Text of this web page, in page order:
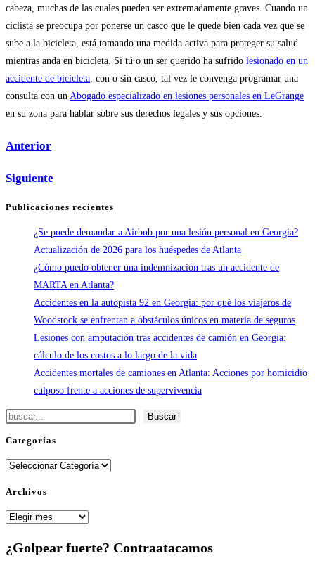
cabeza, muchas de las cuales pueden ser extremadamente graves. Cuando un
ciclista se preocupa por ponerse un casco que le quede bien cada vez que se
sube a la bicicleta, está tomando una medida activa para proteger su salud
mientras anda en bicicleta. Si tú o un ser querido ha sufrido lesionado en un
accidente de bicicleta , con o sin casco, tal vez le convenga programar una
consulta con un Abogado especializado en lesiones personales en LeGrange
en su zona para hablar sobre sus derechos legales y sus opciones.
Anterior
Siguiente
Publicaciones recientes
¿Se puede demandar a Airbnb por una lesión personal en Georgia?
Actualización de 2026 para los huéspedes de Atlanta
¿Cómo puedo obtener una indemnización tras un accidente de
MARTA en Atlanta?
Accidentes en la autopista 92 en Georgia: por qué los viajeros de
Woodstock se enfrentan a obstáculos únicos en materia de seguros
Lesiones con amputación tras accidentes de camión en Georgia:
cálculo de los costos a lo largo de la vida
Accidentes mortales de camiones en Atlanta: Acciones por homicidio
culposo frente a acciones de supervivencia
Buscar Buscar
Categorías
Categorías
Archivos
Archivos
¿Golpear fuerte? Contraatacamos